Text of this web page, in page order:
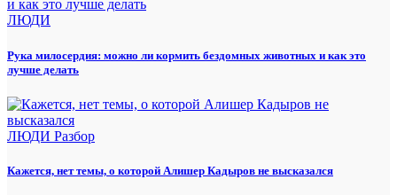
ЛЮДИ
Рука милосердия: можно ли кормить бездомных животных и как это
лучше делать
ЛЮДИ Разбор
Кажется, нет темы, о которой Алишер Кадыров не высказался